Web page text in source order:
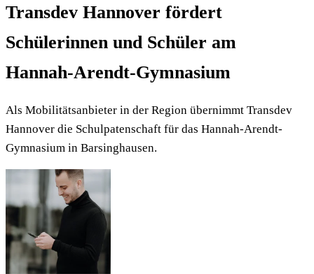
Transdev Hannover fördert
Schülerinnen und Schüler am
Hannah-Arendt-Gymnasium
Als Mobilitätsanbieter in der Region übernimmt Transdev
Hannover die Schulpatenschaft für das Hannah-Arendt-
Gymnasium in Barsinghausen.